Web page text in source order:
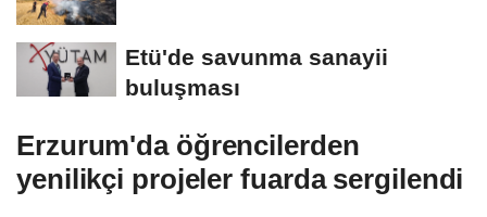
Etü'de savunma sanayii
buluşması
Erzurum'da öğrencilerden
yenilikçi projeler fuarda sergilendi